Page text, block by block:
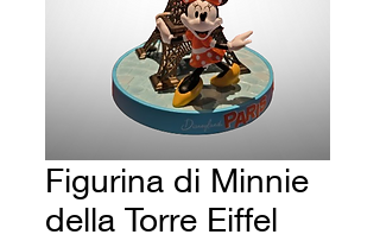
Figurina di Minnie
della Torre Eiffel